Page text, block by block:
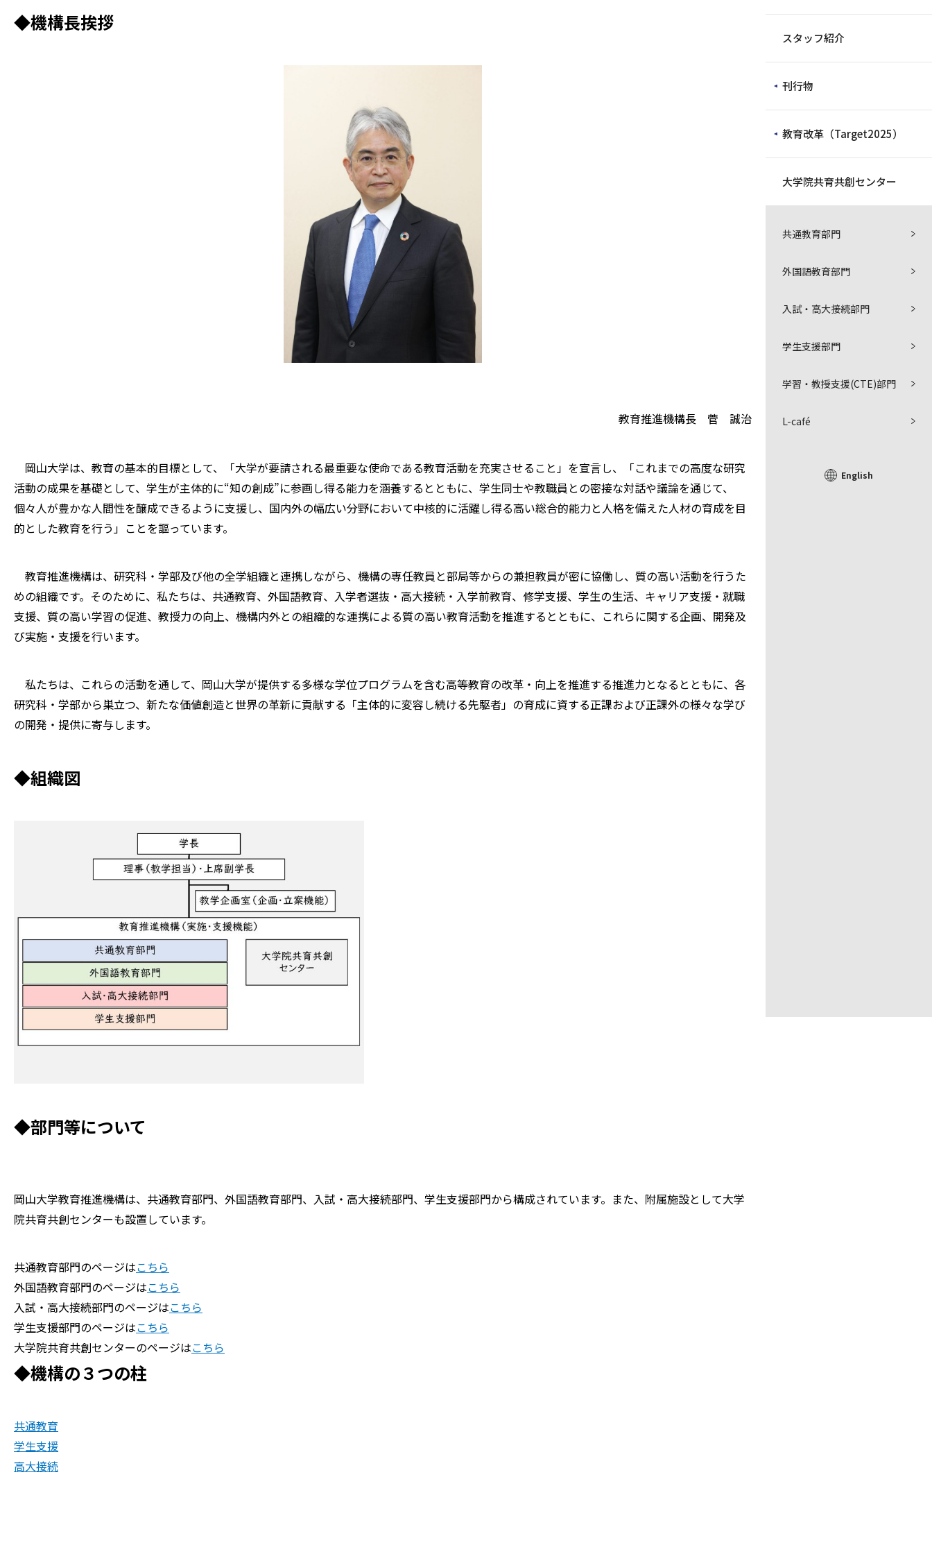
スタッフ紹介
刊行物
教育改革（Target2025）
大学院共育共創センター
共通教育部門
外国語教育部門
入試・高大接続部門
学生支援部門
学習・教授支援(CTE)部門
L-café
English
◆機構長挨拶
教育推進機構長 菅 誠治
岡山大学は、教育の基本的目標として、「大学が要請される最重要な使命である教育活動を充実させること」を宣言し、「これまでの高度な研究
活動の成果を基礎として、学生が主体的に“知の創成”に参画し得る能力を涵養するとともに、学生同士や教職員との密接な対話や議論を通じて、
個々人が豊かな人間性を醸成できるように支援し、国内外の幅広い分野において中核的に活躍し得る高い総合的能力と人格を備えた人材の育成を目
的とした教育を行う」ことを謳っています。
教育推進機構は、研究科・学部及び他の全学組織と連携しながら、機構の専任教員と部局等からの兼担教員が密に協働し、質の高い活動を行うた
めの組織です。そのために、私たちは、共通教育、外国語教育、入学者選抜・高大接続・入学前教育、修学支援、学生の生活、キャリア支援・就職
支援、質の高い学習の促進、教授力の向上、機構内外との組織的な連携による質の高い教育活動を推進するとともに、これらに関する企画、開発及
び実施・支援を行います。
私たちは、これらの活動を通して、岡山大学が提供する多様な学位プログラムを含む高等教育の改革・向上を推進する推進力となるとともに、各
研究科・学部から巣立つ、新たな価値創造と世界の革新に貢献する「主体的に変容し続ける先駆者」の育成に資する正課および正課外の様々な学び
の開発・提供に寄与します。
◆組織図
◆部門等について
岡山大学教育推進機構は、共通教育部門、外国語教育部門、入試・高大接続部門、学生支援部門から構成されています。また、附属施設として大学
院共育共創センターも設置しています。
共通教育部門のページはこちら
外国語教育部門のページはこちら
入試・高大接続部門のページはこちら
学生支援部門のページはこちら
大学院共育共創センターのページはこちら
◆機構の３つの柱
共通教育
学生支援
高大接続